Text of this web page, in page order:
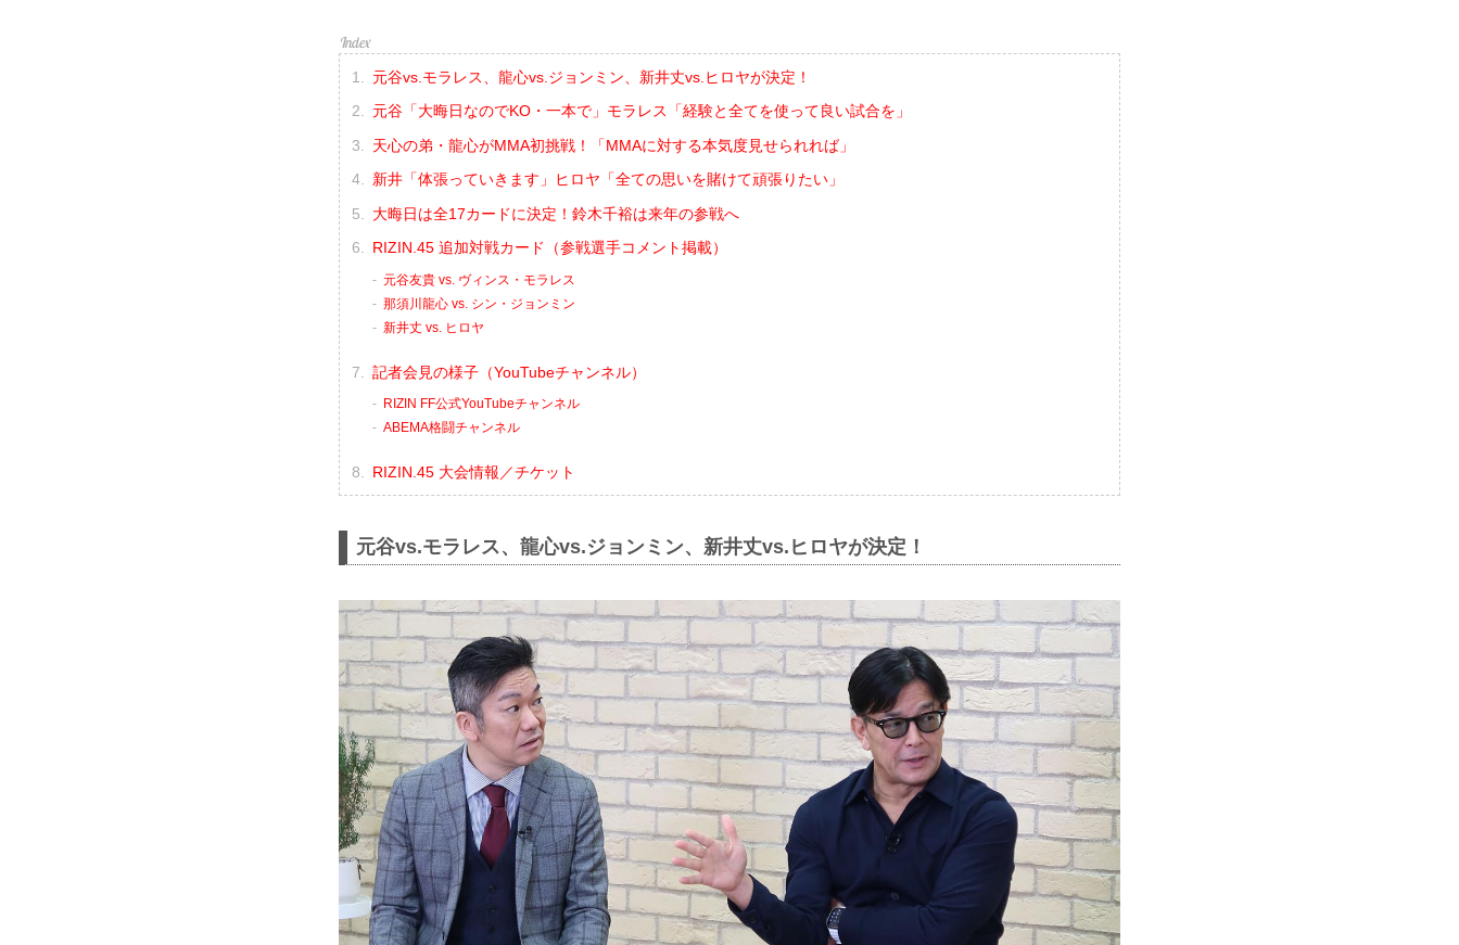
元谷vs.モラレス、龍心vs.ジョンミン、新井丈vs.ヒロヤが決定！
元谷「大晦日なのでKO・一本で」モラレス「経験と全てを使って良い試合を」
天心の弟・龍心がMMA初挑戦！「MMAに対する本気度見せられれば」
新井「体張っていきます」ヒロヤ「全ての思いを賭けて頑張りたい」
大晦日は全17カードに決定！鈴木千裕は来年の参戦へ
RIZIN.45 追加対戦カード（参戦選手コメント掲載）
元谷友貴 vs. ヴィンス・モラレス
那須川龍心 vs. シン・ジョンミン
新井丈 vs. ヒロヤ
記者会見の様子（YouTubeチャンネル）
RIZIN FF公式YouTubeチャンネル
ABEMA格闘チャンネル
RIZIN.45 大会情報／チケット
元谷vs.モラレス、龍心vs.ジョンミン、新井丈vs.ヒロヤが決定！